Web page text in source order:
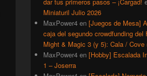
Miniaturil Julio 2026
MaxPower4 en [Juegos de Mesa]
caja del segundo crowdfunding del
Might & Magic 3 (y 5): Cala / Cove
MaxPower4 en [Hobby] Escalada
1 – Joserra